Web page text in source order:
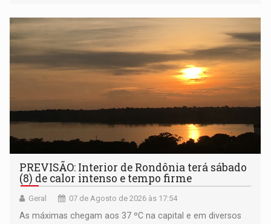
PREVISÃO: Interior de Rondônia terá sábado
(8) de calor intenso e tempo firme
Geral 07 de Agosto de 2026 às 17:54
As máximas chegam aos 37 ºC na capital e em diversos